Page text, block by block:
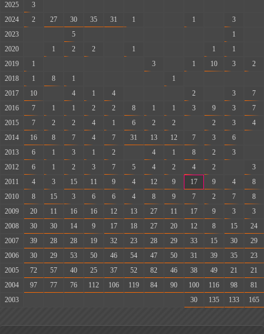
2025
3
2024
2 27 30 35 31 1 1 3
2023
5 1
2020
1 2 2 1 1 1
2019
1 3 1 10 3
2
2018
1 8 1 1
2017
10 4 1 4 2 3
7
2016
7 1 1 2 2 8 1 1 3 9 3
7
2015
7 2 2 4 1 6 2 2 2 3
4
2014
16 8 7 4 7 31 13 12 7 3 6
2013
6 1 3 1 2 4 1 8 2 3
2012
6 1 2 3 7 5 4 2 4 2
3
2011
4 3 15 11 9 4 12 9 17 9 4
8
2010
8 15 3 6 6 4 8 9 7 2 7
8
2009
20 11 16 16 12 13 27 11 17 9 3
3
2008
30 30 14 9 17 18 27 20 12 8 15
24
2007
39 28 28 19 32 23 28 29 33 15 30
29
2006
30 29 53 50 46 54 47 50 31 39 35
23
2005
72 57 40 25 37 52 82 46 38 49 21
21
2004
97 77 76 112 106 119 84 90 100 116 98
81
2003
30 135 133 165